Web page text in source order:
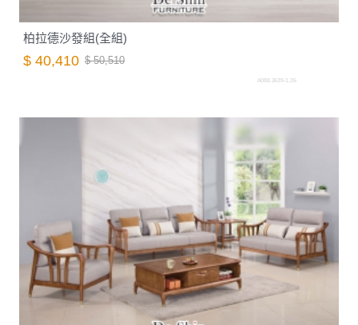
柏拉德沙發組(全組)
$ 40,410 $ 50,510
A088.2639-1.26